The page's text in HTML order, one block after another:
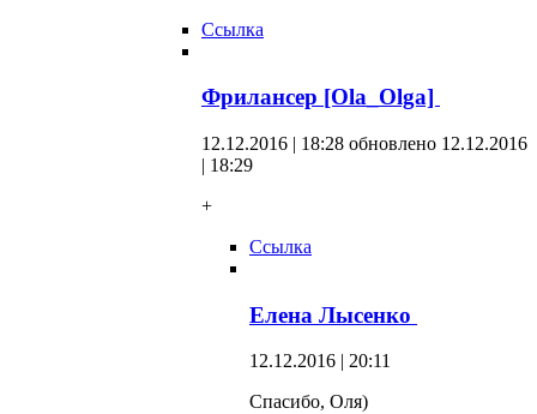
Ссылка
Фрилансер [Ola_Olga]
12.12.2016 | 18:28 обновлено 12.12.2016
| 18:29
+
Ссылка
Елена Лысенко
12.12.2016 | 20:11
Спасибо, Оля)